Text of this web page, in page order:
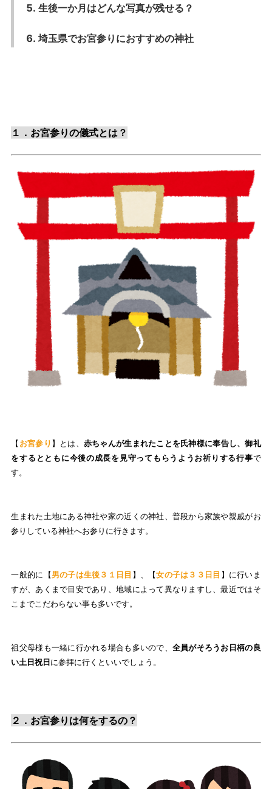
生後一か月はどんな写真が残せる？
埼玉県でお宮参りにおすすめの神社
１．お宮参りの儀式とは？
【お宮参り】とは、 赤ちゃんが生まれたことを氏神様に奉告し、御礼
をするとともに今後の成長を見守ってもらうようお祈りする行事で
す。
生まれた土地にある神社や家の近くの神社、普段から家族や親戚がお
参りしている神社へお参りに行きます。
一般的に【男の子は生後３１日目 】、【女の子は３３日目 】に行いま
すが、あくまで目安であり、地域によって異なりますし、最近ではそ
こまでこだわらない事も多いです。
祖父母様も一緒に行かれる場合も多いので、 全員がそろうお日柄の良
い土日祝日に参拝に行くといいでしょう。
２．お宮参りは何をするの？